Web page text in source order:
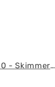
Acuario con mueble AQUAEL GLOSSY 150 BLACK de 405 litros